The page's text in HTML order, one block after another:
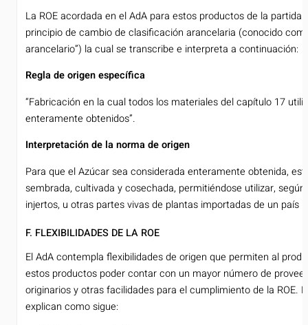
La ROE acordada en el AdA para estos productos de la partida
principio de cambio de clasificación arancelaria (conocido
arancelario”) la cual se transcribe e interpreta a continuación:
Regla de origen específica
“Fabricación en la cual todos los materiales del capítulo 17
enteramente obtenidos”.
Interpretación de la norma de origen
Para que el Azúcar sea considerada enteramente obtenida,
sembrada, cultivada y cosechada, permitiéndose utilizar, según
injertos, u otras partes vivas de plantas importadas de un país
F. FLEXIBILIDADES DE LA ROE
El AdA contempla flexibilidades de origen que permiten al
estos productos poder contar con un mayor número de
originarios y otras facilidades para el cumplimiento de la ROE.
explican como sigue: